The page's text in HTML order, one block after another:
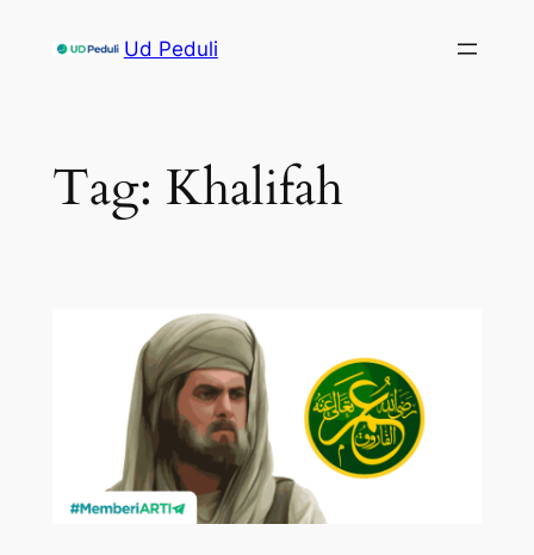
Ud Peduli
Tag: Khalifah